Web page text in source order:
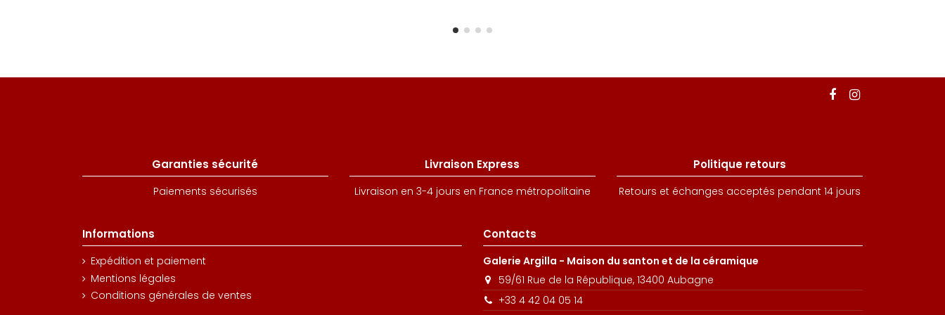
Garanties sécurité
Paiements sécurisés
Livraison Express
Livraison en 3-4 jours en France métropolitaine
Politique retours
Retours et échanges acceptés pendant 14 jours
Informations
Expédition et paiement
Mentions légales
Conditions générales de ventes
Contacts
Galerie Argilla - Maison du santon et de la céramique
59/61 Rue de la République, 13400 Aubagne
+33 4 42 04 05 14